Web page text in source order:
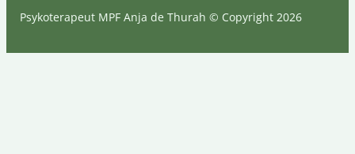
Psykoterapeut MPF Anja de Thurah © Copyright 2026